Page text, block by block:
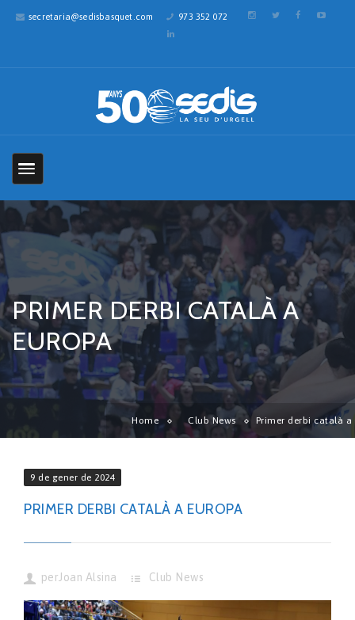
secretaria@sedisbasquet.com 973 352 072
PRIMER DERBI CATALÀ A
EUROPA
Home Club News Primer derbi català a
9 de gener de 2024
PRIMER DERBI CATALÀ A EUROPA
perJoan Alsina Club News